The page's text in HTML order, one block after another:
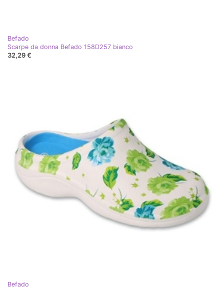
Befado
Scarpe da donna Befado 158D257 bianco
32,29 €
Befado